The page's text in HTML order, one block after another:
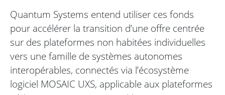
Quantum Systems entend utiliser ces fonds
pour accélérer la transition d’une offre centrée
sur des plateformes non habitées individuelles
vers une famille de systèmes autonomes
interopérables, connectés via l’écosystème
logiciel MOSAIC UXS, applicable aux plateformes